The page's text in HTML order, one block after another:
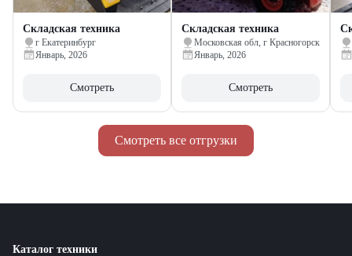
Смотреть все отгрузки
Складская техника
г Екатеринбург
Январь, 2026
Смотреть
Складская техника
Московская обл, г Красногорск
Январь, 2026
Смотреть
Каталог техники